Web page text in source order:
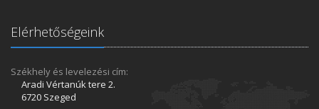
Elérhetőségeink
Székhely és levelezési cím:
Aradi Vértanúk tere 2.
6720 Szeged